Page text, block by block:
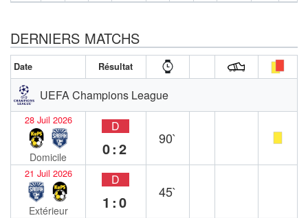
DERNIERS MATCHS
Date Résultat
UEFA Champions League
28 Juil 2026
Domicile
D
0:2
90`
21 Juil 2026
Extérieur
D
1:0
45`